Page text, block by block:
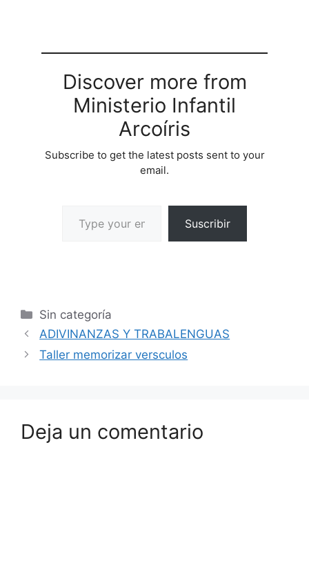
Discover more from
Ministerio Infantil
Arcoíris
Subscribe to get the latest posts sent to your
email.
Suscribir
Sin categoría
ADIVINANZAS Y TRABALENGUAS
Taller memorizar versculos
Deja un comentario